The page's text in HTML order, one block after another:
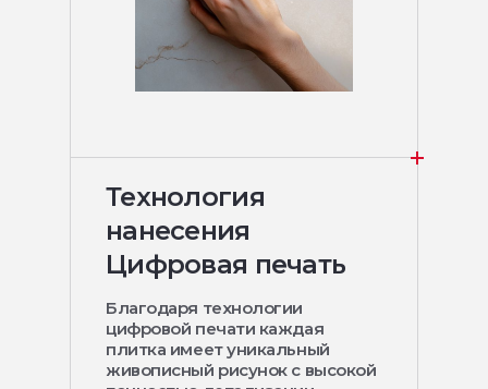
Технология
нанесения
Цифровая печать
Благодаря технологии
цифровой печати каждая
плитка имеет уникальный
живописный рисунок с высокой